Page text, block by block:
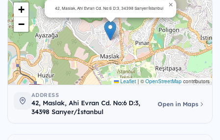
42, Maslak, Ahi Evran Cd. No:6 D:3, 34398 Sarıyer/İstanbul ×
+
−
Leaflet | ©OpenStreetMap contributors
ADDRESS
42, Maslak, Ahi Evran Cd. No:6 D:3,
34398 Sarıyer/İstanbul
Open in Maps